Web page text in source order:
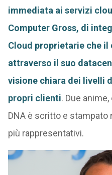
immediata ai servizi
Computer Gross, di
Cloud proprietarie che
attraverso il suo
visione chiara dei livelli
propri clienti. Due
DNA è scritto e stampato
più rappresentativi.